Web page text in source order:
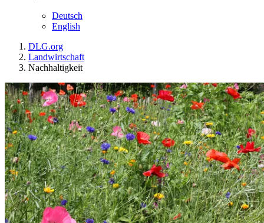
Deutsch
English
DLG.org
Landwirtschaft
Nachhaltigkeit